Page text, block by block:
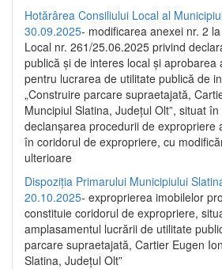
Hotărârea Consiliului Local al
30.09.2025- modificarea anexei nr. 2
Local nr. 261/25.06.2025 privind
publică şi de interes local şi aprobarea
pentru lucrarea de utilitate publică de
„Construire parcare supraetajată,
Muncipiul Slatina, Judeţul Olt”, situat
declanşarea procedurii de expropriere
în coridorul de expropriere, cu
ulterioare
Dispoziția Primarului Municipiului
20.10.2025- exproprierea imobilelor
constituie coridorul de expropriere,
amplasamentul lucrării de utilitate
parcare supraetajată, Cartier Eugen
Slatina, Județul Olt”